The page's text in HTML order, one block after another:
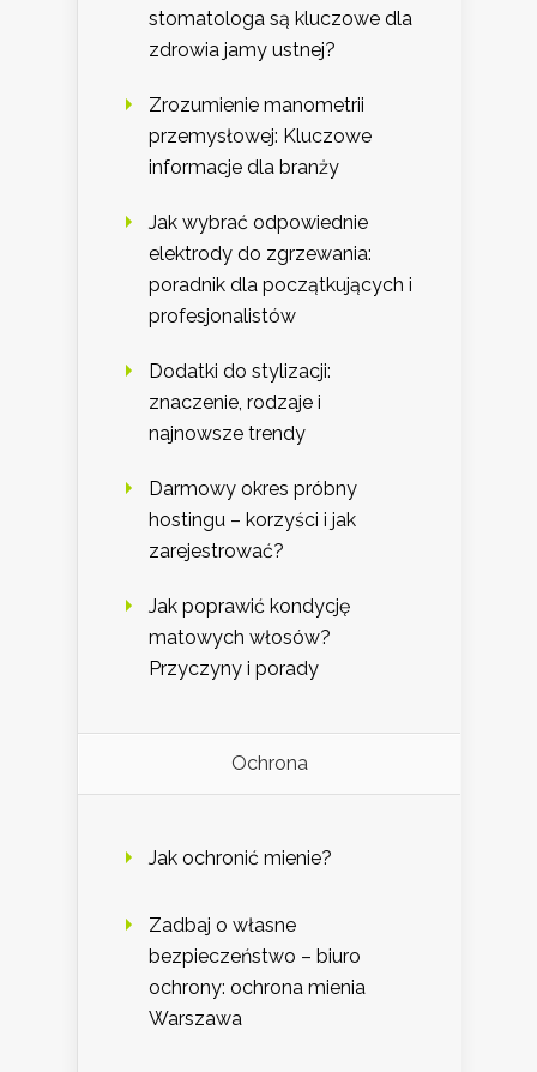
stomatologa są kluczowe dla
zdrowia jamy ustnej?
Zrozumienie manometrii
przemysłowej: Kluczowe
informacje dla branży
Jak wybrać odpowiednie
elektrody do zgrzewania:
poradnik dla początkujących i
profesjonalistów
Dodatki do stylizacji:
znaczenie, rodzaje i
najnowsze trendy
Darmowy okres próbny
hostingu – korzyści i jak
zarejestrować?
Jak poprawić kondycję
matowych włosów?
Przyczyny i porady
Ochrona
Jak ochronić mienie?
Zadbaj o własne
bezpieczeństwo – biuro
ochrony: ochrona mienia
Warszawa